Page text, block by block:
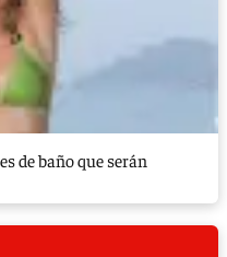
de baño que serán